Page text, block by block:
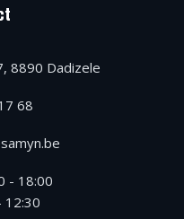
8890 Dadizele
68
- 18:00
12:30